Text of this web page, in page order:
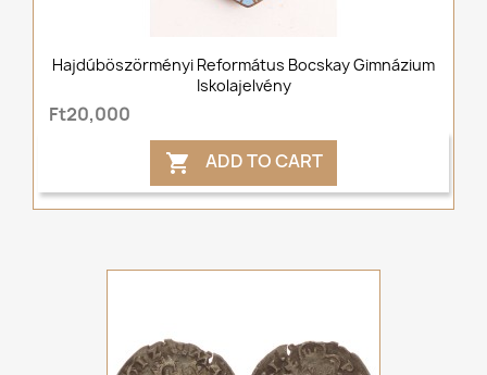
Hajdúböszörményi Református Bocskay Gimnázium
Iskolajelvény
Ft20,000
 ADD TO CART